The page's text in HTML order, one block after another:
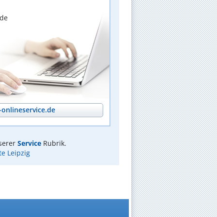
ServiceRubrik.
Leipzig